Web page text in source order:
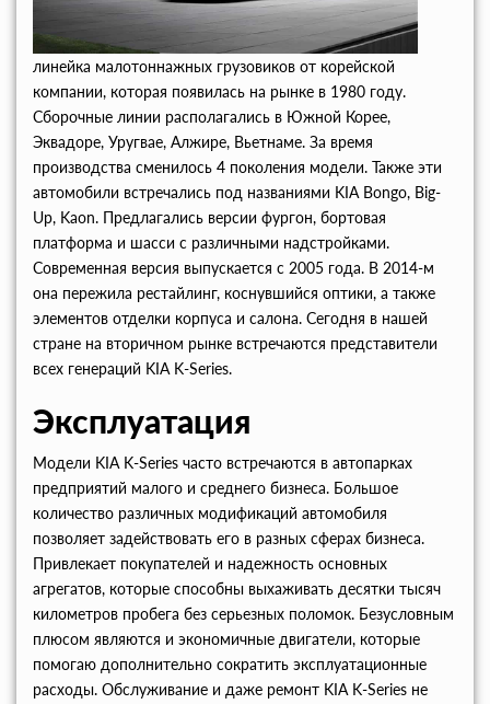
линейка малотоннажных грузовиков от корейской
компании, которая появилась на рынке в 1980 году.
Сборочные линии располагались в Южной Корее,
Эквадоре, Уругвае, Алжире, Вьетнаме. За время
производства сменилось 4 поколения модели. Также эти
автомобили встречались под названиями KIA Bongo, Big-
Up, Kaon. Предлагались версии фургон, бортовая
платформа и шасси с различными надстройками.
Современная версия выпускается с 2005 года. В 2014-м
она пережила рестайлинг, коснувшийся оптики, а также
элементов отделки корпуса и салона. Сегодня в нашей
стране на вторичном рынке встречаются представители
всех генераций KIA K-Series.
Эксплуатация
Модели KIA K-Series часто встречаются в автопарках
предприятий малого и среднего бизнеса. Большое
количество различных модификаций автомобиля
позволяет задействовать его в разных сферах бизнеса.
Привлекает покупателей и надежность основных
агрегатов, которые способны выхаживать десятки тысяч
километров пробега без серьезных поломок. Безусловным
плюсом являются и экономичные двигатели, которые
помогаю дополнительно сократить эксплуатационные
расходы. Обслуживание и даже ремонт KIA K-Series не